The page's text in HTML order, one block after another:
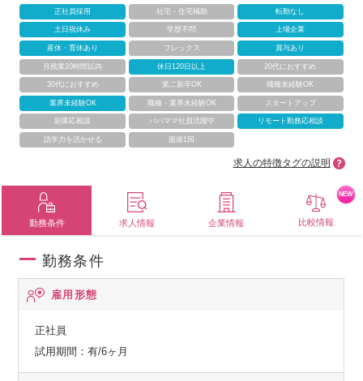
正社員採用 社宅・住宅補助 転勤なし
土日祝休み 学歴不問 上場企業
産休・育休あり フレックス 賞与あり
月残業20時間以内 休日120日以上 20代におすすめ
30代におすすめ 第二新卒OK 職種未経験OK
業界未経験OK 職種・業界未経験OK スタートアップ
副業応相談 パパママ社員活躍中 リモート勤務応相談
語学力を活かせる 面接1回
求人の特徴タグの説明
勤務条件 求人情報 企業情報 比較情報
NEW
勤務条件
雇用形態
正社員
試用期間：有/6ヶ月